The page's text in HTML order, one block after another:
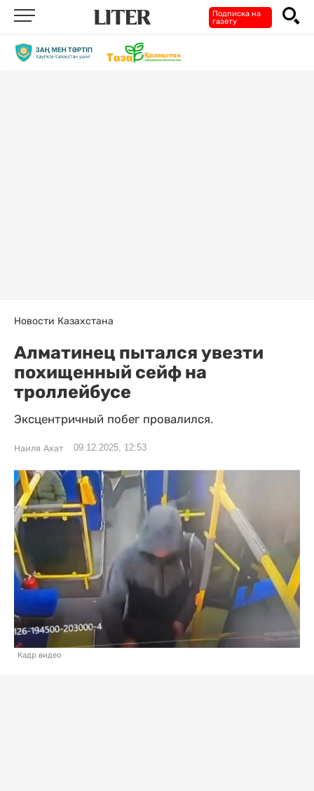
Подписка на
газету
Новости Казахстана
Алматинец пытался увезти
похищенный сейф на
троллейбусе
Эксцентричный побег провалился.
Наиля Ахат 09.12.2025, 12:53
Кадр видео